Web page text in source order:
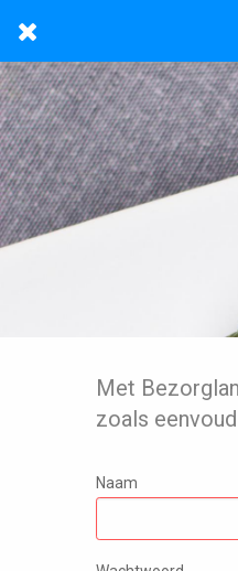
Met
zoals
Naam